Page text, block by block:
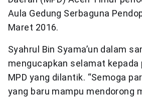
Aula Gedung Serbaguna
Maret 2016.
Syahrul Bin Syama’un dalam
mengucapkan selamat kepada
MPD yang dilantik. “Semoga
yang baru mampu mendorong